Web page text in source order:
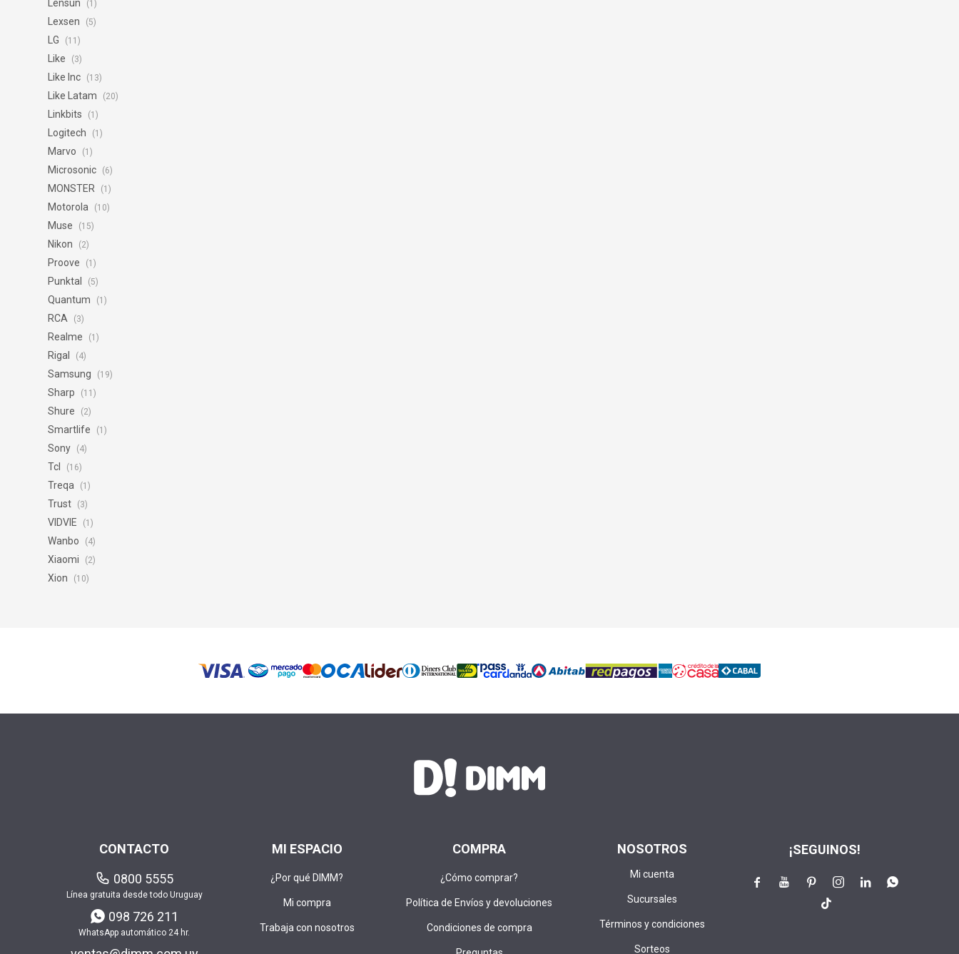
Lensun (1)
Lexsen (5)
LG (11)
Like (3)
Like Inc (13)
Like Latam (20)
Linkbits (1)
Logitech (1)
Marvo (1)
Microsonic (6)
MONSTER (1)
Motorola (10)
Muse (15)
Nikon (2)
Proove (1)
Punktal (5)
Quantum (1)
RCA (3)
Realme (1)
Rigal (4)
Samsung (19)
Sharp (11)
Shure (2)
Smartlife (1)
Sony (4)
Tcl (16)
Treqa (1)
Trust (3)
VIDVIE (1)
Wanbo (4)
Xiaomi (2)
Xion (10)
MI ESPACIO
¿Por qué DIMM?
Mi compra
Trabaja con nosotros
COMPRA
¿Cómo comprar?
Política de Envíos y devoluciones
Condiciones de compra
NOSOTROS
Mi cuenta
Sucursales
Términos y condiciones
Sorteos
CONTACTO
0800 5555
Línea gratuita desde todo Uruguay
098 726 211
WhatsApp automático 24 hr.
¡SEGUINOS!
    

